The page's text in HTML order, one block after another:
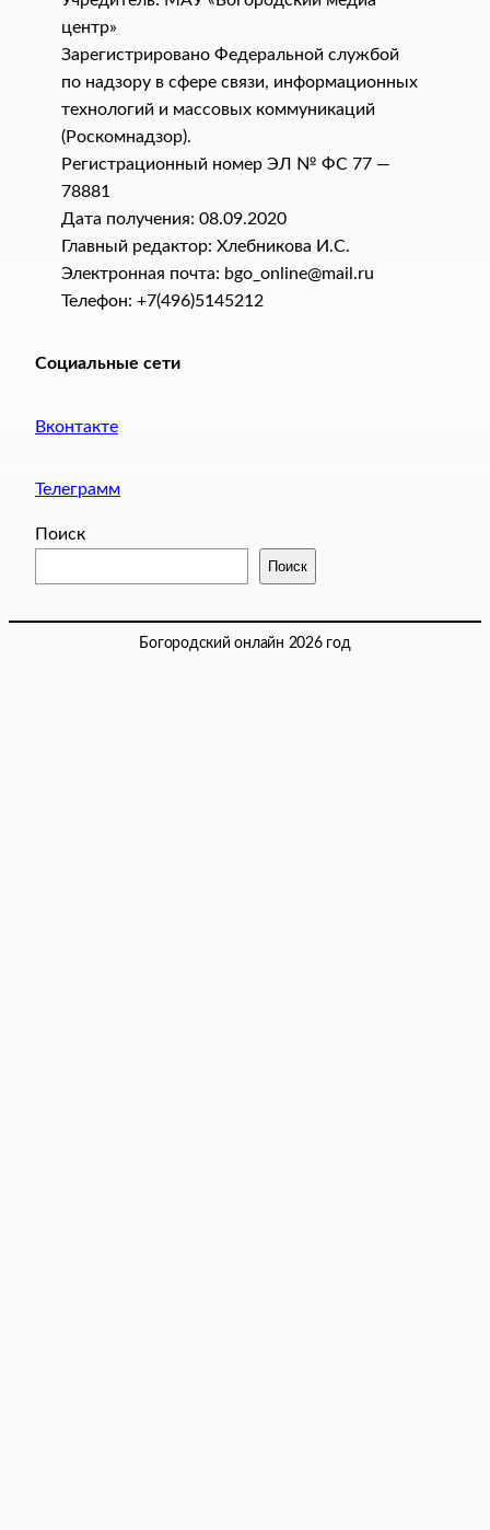
центр»
Зарегистрировано Федеральной службой
по надзору в сфере связи, информационных
технологий и массовых коммуникаций
(Роскомнадзор).
Регистрационный номер ЭЛ № ФС 77 —
78881
Дата получения: 08.09.2020
Главный редактор: Хлебникова И.C.
Электронная почта: bgo_online@mail.ru
Телефон: +7(496)5145212
Социальные сети
Вконтакте
Телеграмм
Поиск
Поиск
Богородский онлайн 2026 год